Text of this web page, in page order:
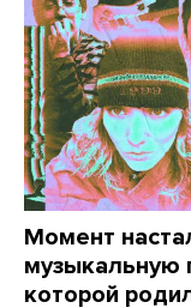
Момент
музыкальную
которой